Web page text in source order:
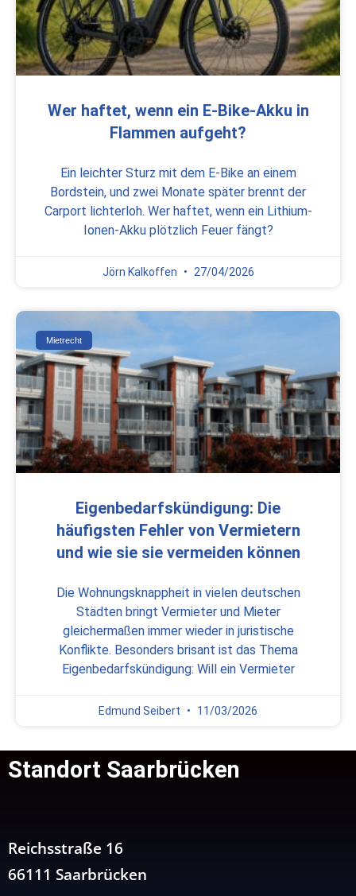
Wer haftet, wenn ein E-Bike-Akku in
Flammen aufgeht?
Ein leichter Sturz mit dem E-Bike an einem
Bordstein, und zwei Monate später brennt der
Carport lichterloh. Wer haftet, wenn ein Lithium-
Ionen-Akku plötzlich Feuer fängt?
Jörn Kalkoffen 27/04/2026
Mietrecht
Eigenbedarfskündigung: Die
häufigsten Fehler von Vermietern
und wie sie sie vermeiden können
Die Wohnungsknappheit in vielen deutschen
Städten bringt Vermieter und Mieter
gleichermaßen immer wieder in juristische
Konflikte. Besonders brisant ist das Thema
Eigenbedarfskündigung: Will ein Vermieter
Edmund Seibert 11/03/2026
Standort Saarbrücken
Reichsstraße 16
66111 Saarbrücken